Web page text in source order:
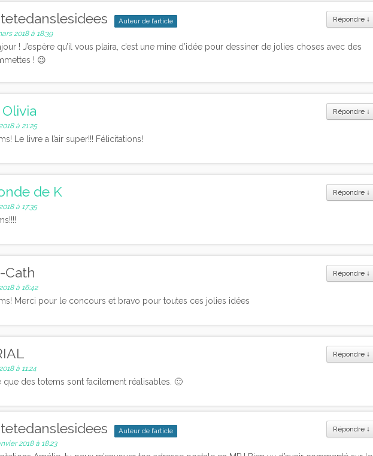
Répondre ↓
Auteur de l’article
2018 à 18:39
! J’espère qu’il vous plaira, c’est une mine d’idée pour dessiner de jolies choses avec des
! 😉
Répondre ↓
à 21:25
Le livre a l’air super!!! Félicitations!
Répondre ↓
de K
à 17:35
Répondre ↓
Cath
à 16:42
Merci pour le concours et bravo pour toutes ces jolies idées
Répondre ↓
à 11:24
que des totems sont facilement réalisables. 🙂
Répondre ↓
Auteur de l’article
2018 à 18:23